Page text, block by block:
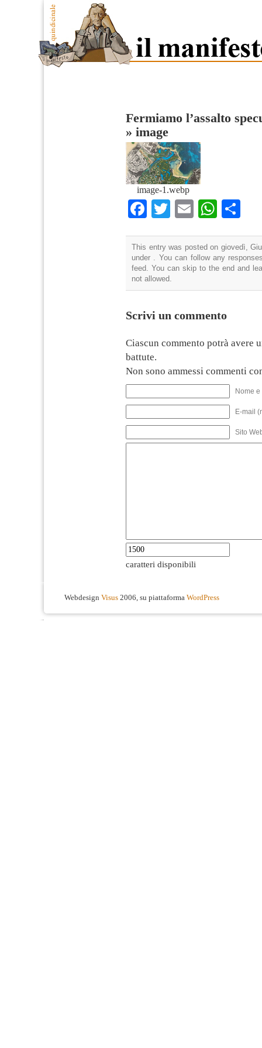
Fermiamo l’assalto
» image
image-1.webp
Facebook
TwitterEmail
This entry was posted on giovedì,
under . You can follow any
feed. You can skip to the end and
not allowed.
Scrivi un commento
Ciascun commento potrà avere
battute.
Non sono ammessi commenti
Nome
E-mail
Sito
caratteri disponibili
Webdesign Visus 2006, su piattaforma WordPress